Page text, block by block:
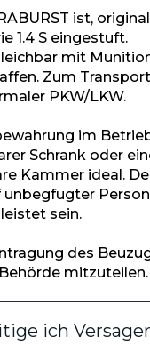
ist,
1.4 S eingestuft.
mit
Zum
PKW/LKW.
im
Schrank oder
Kammer ideal.
sein.
des
mitzuteilen.
ich